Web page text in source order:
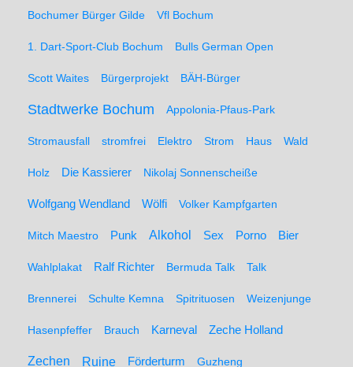
Bochumer Bürger Gilde Vfl Bochum
1. Dart-Sport-Club Bochum Bulls German Open
Scott Waites Bürgerprojekt BÄH-Bürger
Stadtwerke Bochum Appolonia-Pfaus-Park
Stromausfall stromfrei Elektro Strom Haus Wald
Holz Die Kassierer Nikolaj Sonnenscheiße
Wolfgang Wendland Wölfi Volker Kampfgarten
Mitch Maestro Punk Alkohol Sex Porno Bier
Wahlplakat Ralf Richter Bermuda Talk Talk
Brennerei Schulte Kemna Spitrituosen Weizenjunge
Hasenpfeffer Brauch Karneval Zeche Holland
Zechen Ruine Förderturm Guzheng